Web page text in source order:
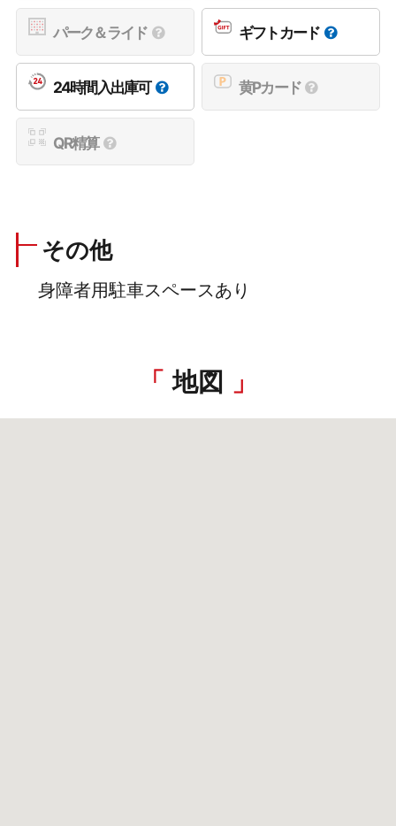
パーク＆ライド ギフトカード
24時間入出庫可 黄Pカード
QR精算
その他
身障者用駐車スペースあり
地図